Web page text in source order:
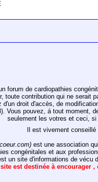
forum de cardiopathies
toute contribution qui ne
droit d'accès, de
Vous pouvez, á tout moment,
seulement les votres et ceci,
Il est vivement
est une association
congénitales et aux
un site d'informations de vécu
est destinée à encourager